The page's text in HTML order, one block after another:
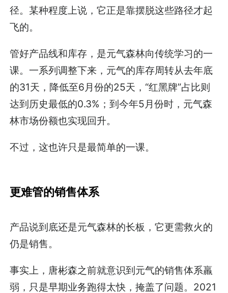
径。某种程度上说，它正是靠摆脱这些路径才起
飞的。
管好产品线和库存，是元气森林向传统学习的一
课。一系列调整下来，元气的库存周转从去年底
的31天，降低至6月份的25天，“红黑牌”占比则
达到历史最低的0.3%；到今年5月份时，元气森
林市场份额也实现回升。
不过，这也许只是最简单的一课。
更难管的销售体系
产品说到底还是元气森林的长板，它更需救火的
仍是销售。
事实上，唐彬森之前就意识到元气的销售体系羸
弱，只是早期业务跑得太快，掩盖了问题。2021